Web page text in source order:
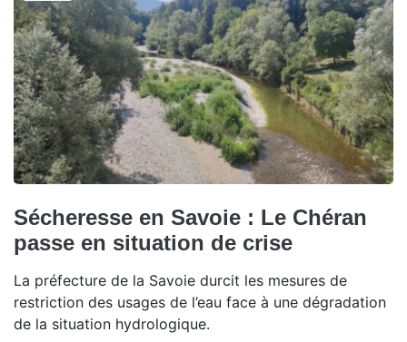
Sécheresse en Savoie : Le Chéran
passe en situation de crise
La préfecture de la Savoie durcit les mesures de
restriction des usages de l’eau face à une dégradation
de la situation hydrologique.